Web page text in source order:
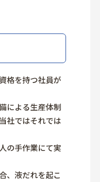
格を持つ社員が
による生産体制
社ではそれでは
の手作業にて実
、液だれを起こ